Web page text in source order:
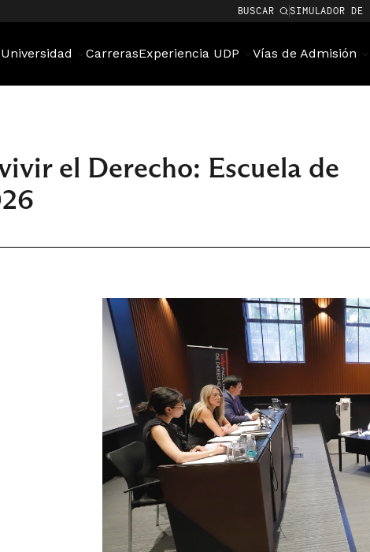
BUSCAR SIMULADOR DE
Universidad CarrerasExperiencia UDP Vías de Admisión
el Derecho: Escuela de